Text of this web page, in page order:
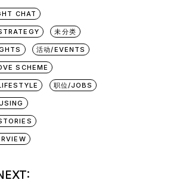
Policy
咨询 / Book
CHAT
未分类
活动/EVENTS
SCHEME
职位/JOBS